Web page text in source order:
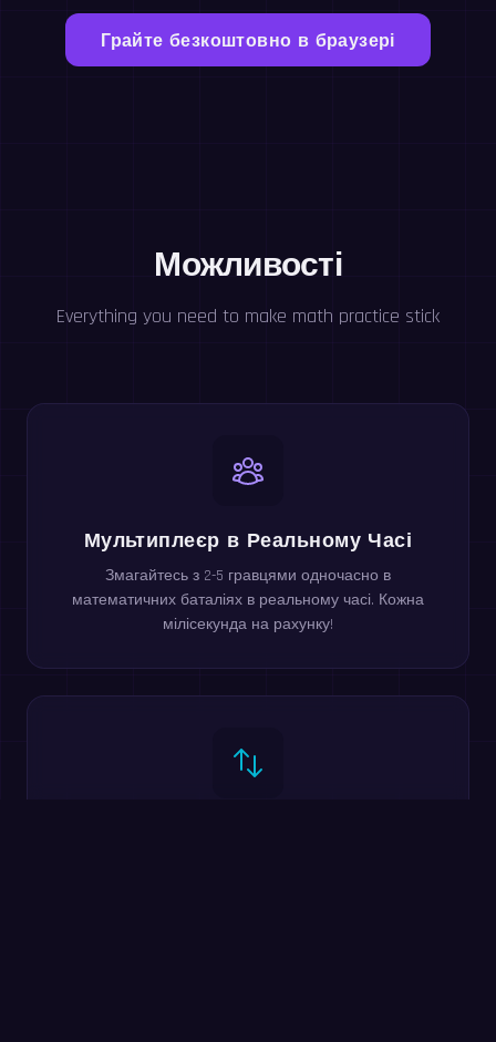
Грайте безкоштовно в браузері
Можливості
Everything you need to make math practice stick
Мультиплеєр в Реальному Часі
Змагайтесь з 2-5 гравцями одночасно в
математичних баталіях в реальному часі. Кожна
мілісекунда на рахунку!